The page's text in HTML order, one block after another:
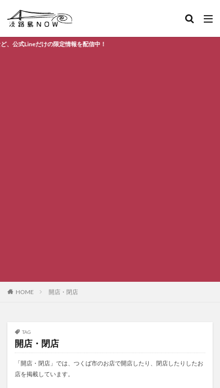
の限定情報を配信中！
HOME 開店・閉店
TAG
開店・閉店
「開店・閉店」では、つくば市のお店で開店したり、閉店したりしたお
店を掲載しています。